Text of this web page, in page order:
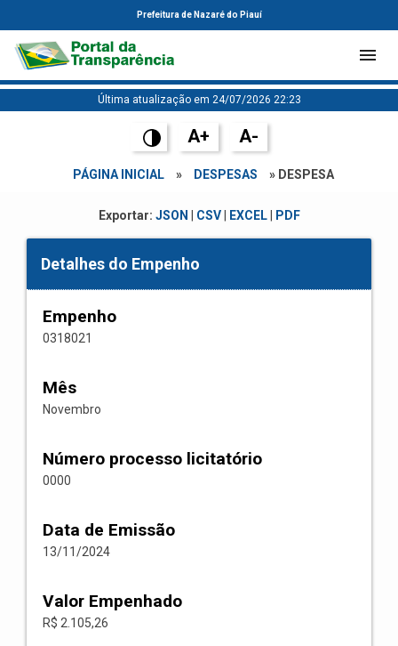
Prefeitura de Nazaré do Piauí
Última atualização em 24/07/2026 22:23
A+ A-
PÁGINA INICIAL » DESPESAS » DESPESA
Exportar: JSON CSV| EXCEL| PDF
Detalhes do Empenho
Empenho
0318021
Mês
Novembro
Número processo licitatório
0000
Data de Emissão
13/11/2024
Valor Empenhado
R$ 2.105,26